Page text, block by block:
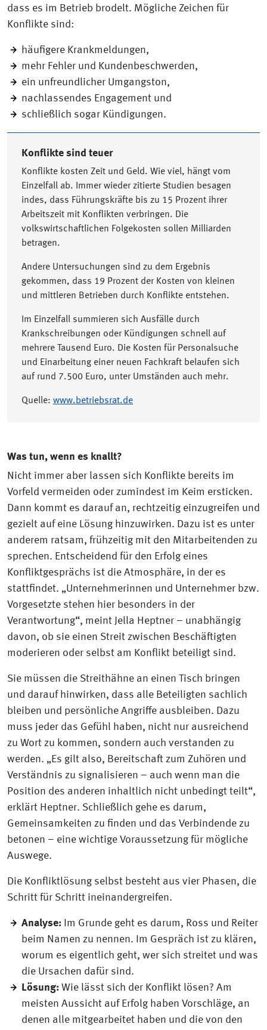
dass es im Betrieb brodelt. Mögliche Zeichen für
Konflikte sind:
häufigere Krankmeldungen,
mehr Fehler und Kundenbeschwerden,
ein unfreundlicher Umgangston,
nachlassendes Engagement und
schließlich sogar Kündigungen.
Konflikte sind teuer
Konflikte kosten Zeit und Geld. Wie viel, hängt vom
Einzelfall ab. Immer wieder zitierte Studien besagen
indes, dass Führungskräfte bis zu 15 Prozent ihrer
Arbeitszeit mit Konflikten verbringen. Die
volkswirtschaftlichen Folgekosten sollen Milliarden
betragen.
Andere Untersuchungen sind zu dem Ergebnis
gekommen, dass 19 Prozent der Kosten von kleinen
und mittleren Betrieben durch Konflikte entstehen.
Im Einzelfall summieren sich Ausfälle durch
Krankschreibungen oder Kündigungen schnell auf
mehrere Tausend Euro. Die Kosten für Personalsuche
und Einarbeitung einer neuen Fachkraft belaufen sich
auf rund 7.500 Euro, unter Umständen auch mehr.
Quelle: www.betriebsrat.de
Was tun, wenn es knallt?
Nicht immer aber lassen sich Konflikte bereits im
Vorfeld vermeiden oder zumindest im Keim ersticken.
Dann kommt es darauf an, rechtzeitig einzugreifen und
gezielt auf eine Lösung hinzuwirken. Dazu ist es unter
anderem ratsam, frühzeitig mit den Mitarbeitenden zu
sprechen. Entscheidend für den Erfolg eines
Konfliktgesprächs ist die Atmosphäre, in der es
stattfindet. „Unternehmerinnen und Unternehmer bzw.
Vorgesetzte stehen hier besonders in der
Verantwortung“, meint Jella Heptner – unabhängig
davon, ob sie einen Streit zwischen Beschäftigten
moderieren oder selbst am Konflikt beteiligt sind.
Sie müssen die Streithähne an einen Tisch bringen
und darauf hinwirken, dass alle Beteiligten sachlich
bleiben und persönliche Angriffe ausbleiben. Dazu
muss jeder das Gefühl haben, nicht nur ausreichend
zu Wort zu kommen, sondern auch verstanden zu
werden. „Es gilt also, Bereitschaft zum Zuhören und
Verständnis zu signalisieren – auch wenn man die
Position des anderen inhaltlich nicht unbedingt teilt“,
erklärt Heptner. Schließlich gehe es darum,
Gemeinsamkeiten zu finden und das Verbindende zu
betonen – eine wichtige Voraussetzung für mögliche
Auswege.
Die Konfliktlösung selbst besteht aus vier Phasen, die
Schritt für Schritt ineinandergreifen.
Analyse:Im Grunde geht es darum, Ross und Reiter
beim Namen zu nennen. Im Gespräch ist zu klären,
worum es eigentlich geht, wer sich streitet und was
die Ursachen dafür sind.
Lösung:Wie lässt sich der Konflikt lösen? Am
meisten Aussicht auf Erfolg haben Vorschläge, an
denen alle mitgearbeitet haben und die von den